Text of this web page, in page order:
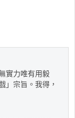
實力唯有用毅
」宗旨。我得，